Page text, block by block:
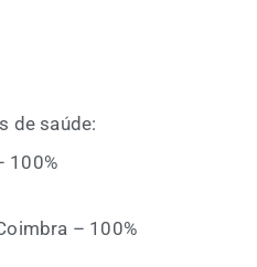
de saúde:
100%
– 100%